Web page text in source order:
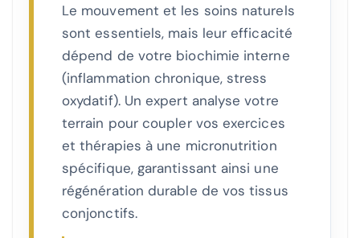
Le mouvement et les soins naturels
sont essentiels, mais leur efficacité
dépend de votre biochimie interne
(inflammation chronique, stress
oxydatif). Un expert analyse votre
terrain pour coupler vos exercices
et thérapies à une micronutrition
spécifique, garantissant ainsi une
régénération durable de vos tissus
conjonctifs.